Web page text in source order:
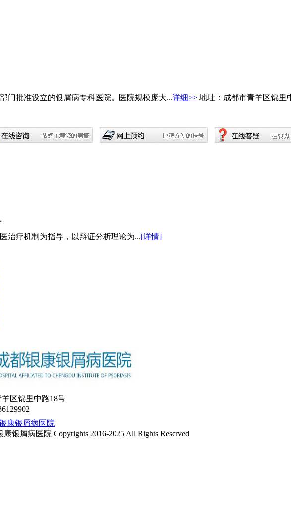
门批准设立的银屑病专科医院。医院规模庞大...详细>> 地址：成都市青羊区锦里
治疗机制为指导，以辩证分析理论为...[详情]
区锦里中路18号
康银屑病医院
银屑病医院 Copyrights 2016-2025 All Rights Reserved